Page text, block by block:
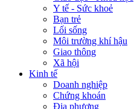
Y tế - Sức khoẻ
Bạn trẻ
Lối sống
Môi trường khí hậu
Giao thông
Xã hội
Kinh tế
Doanh nghiệp
Chứng khoán
Địa phương